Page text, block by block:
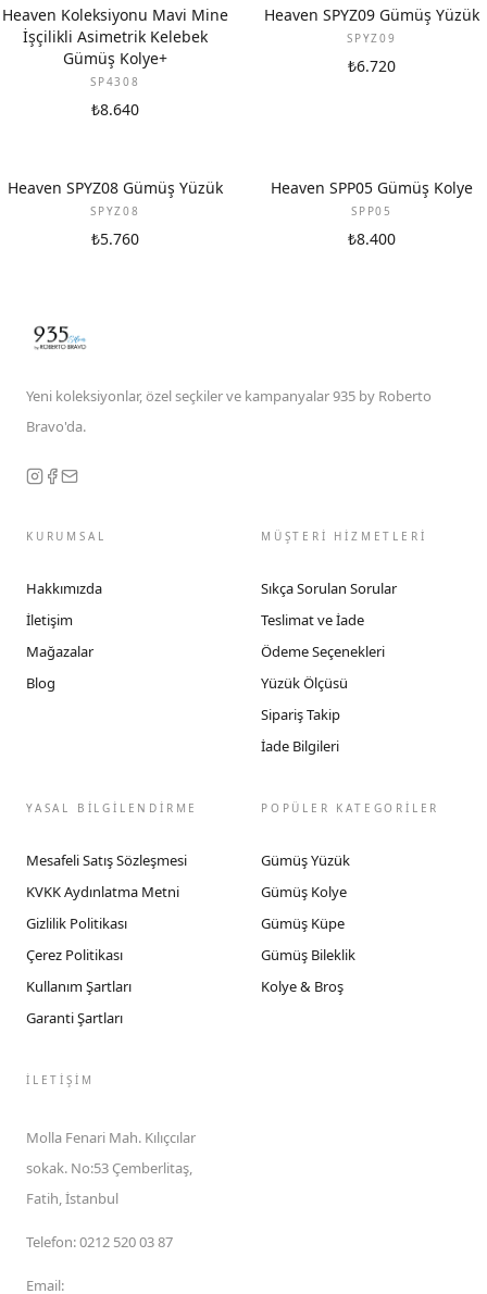
YENI
Heaven Koleksiyonu Mavi Mine
İşçilikli Asimetrik Kelebek
Gümüş Kolye+
SP4308
₺8.640
Heaven SPYZ09 Gümüş Yüzük
SPYZ09
₺6.720
Heaven SPYZ08 Gümüş Yüzük
SPYZ08
₺5.760
Heaven SPP05 Gümüş Kolye
SPP05
₺8.400
Yeni koleksiyonlar, özel seçkiler ve kampanyalar 935 by Roberto
Bravo'da.
KURUMSAL
Hakkımızda
İletişim
Mağazalar
Blog
MÜŞTERİ HİZMETLERİ
Sıkça Sorulan Sorular
Teslimat ve İade
Ödeme Seçenekleri
Yüzük Ölçüsü
Sipariş Takip
İade Bilgileri
YASAL BİLGİLENDİRME
Mesafeli Satış Sözleşmesi
KVKK Aydınlatma Metni
Gizlilik Politikası
Çerez Politikası
Kullanım Şartları
Garanti Şartları
POPÜLER KATEGORİLER
Gümüş Yüzük
Gümüş Kolye
Gümüş Küpe
Gümüş Bileklik
Kolye & Broş
İLETIŞIM
Molla Fenari Mah. Kılıçcılar
sokak. No:53 Çemberlitaş,
Fatih, İstanbul
Telefon:0212 520 03 87
Email: